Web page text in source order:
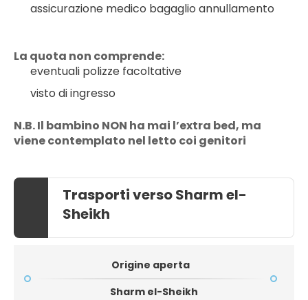
assicurazione medico bagaglio annullamento
La quota non comprende:
eventuali polizze facoltative
visto di ingresso
N.B. Il bambino NON ha mai l’extra bed, ma
viene contemplato nel letto coi genitori
Trasporti verso Sharm el-
Sheikh
Origine aperta
Sharm el-Sheikh